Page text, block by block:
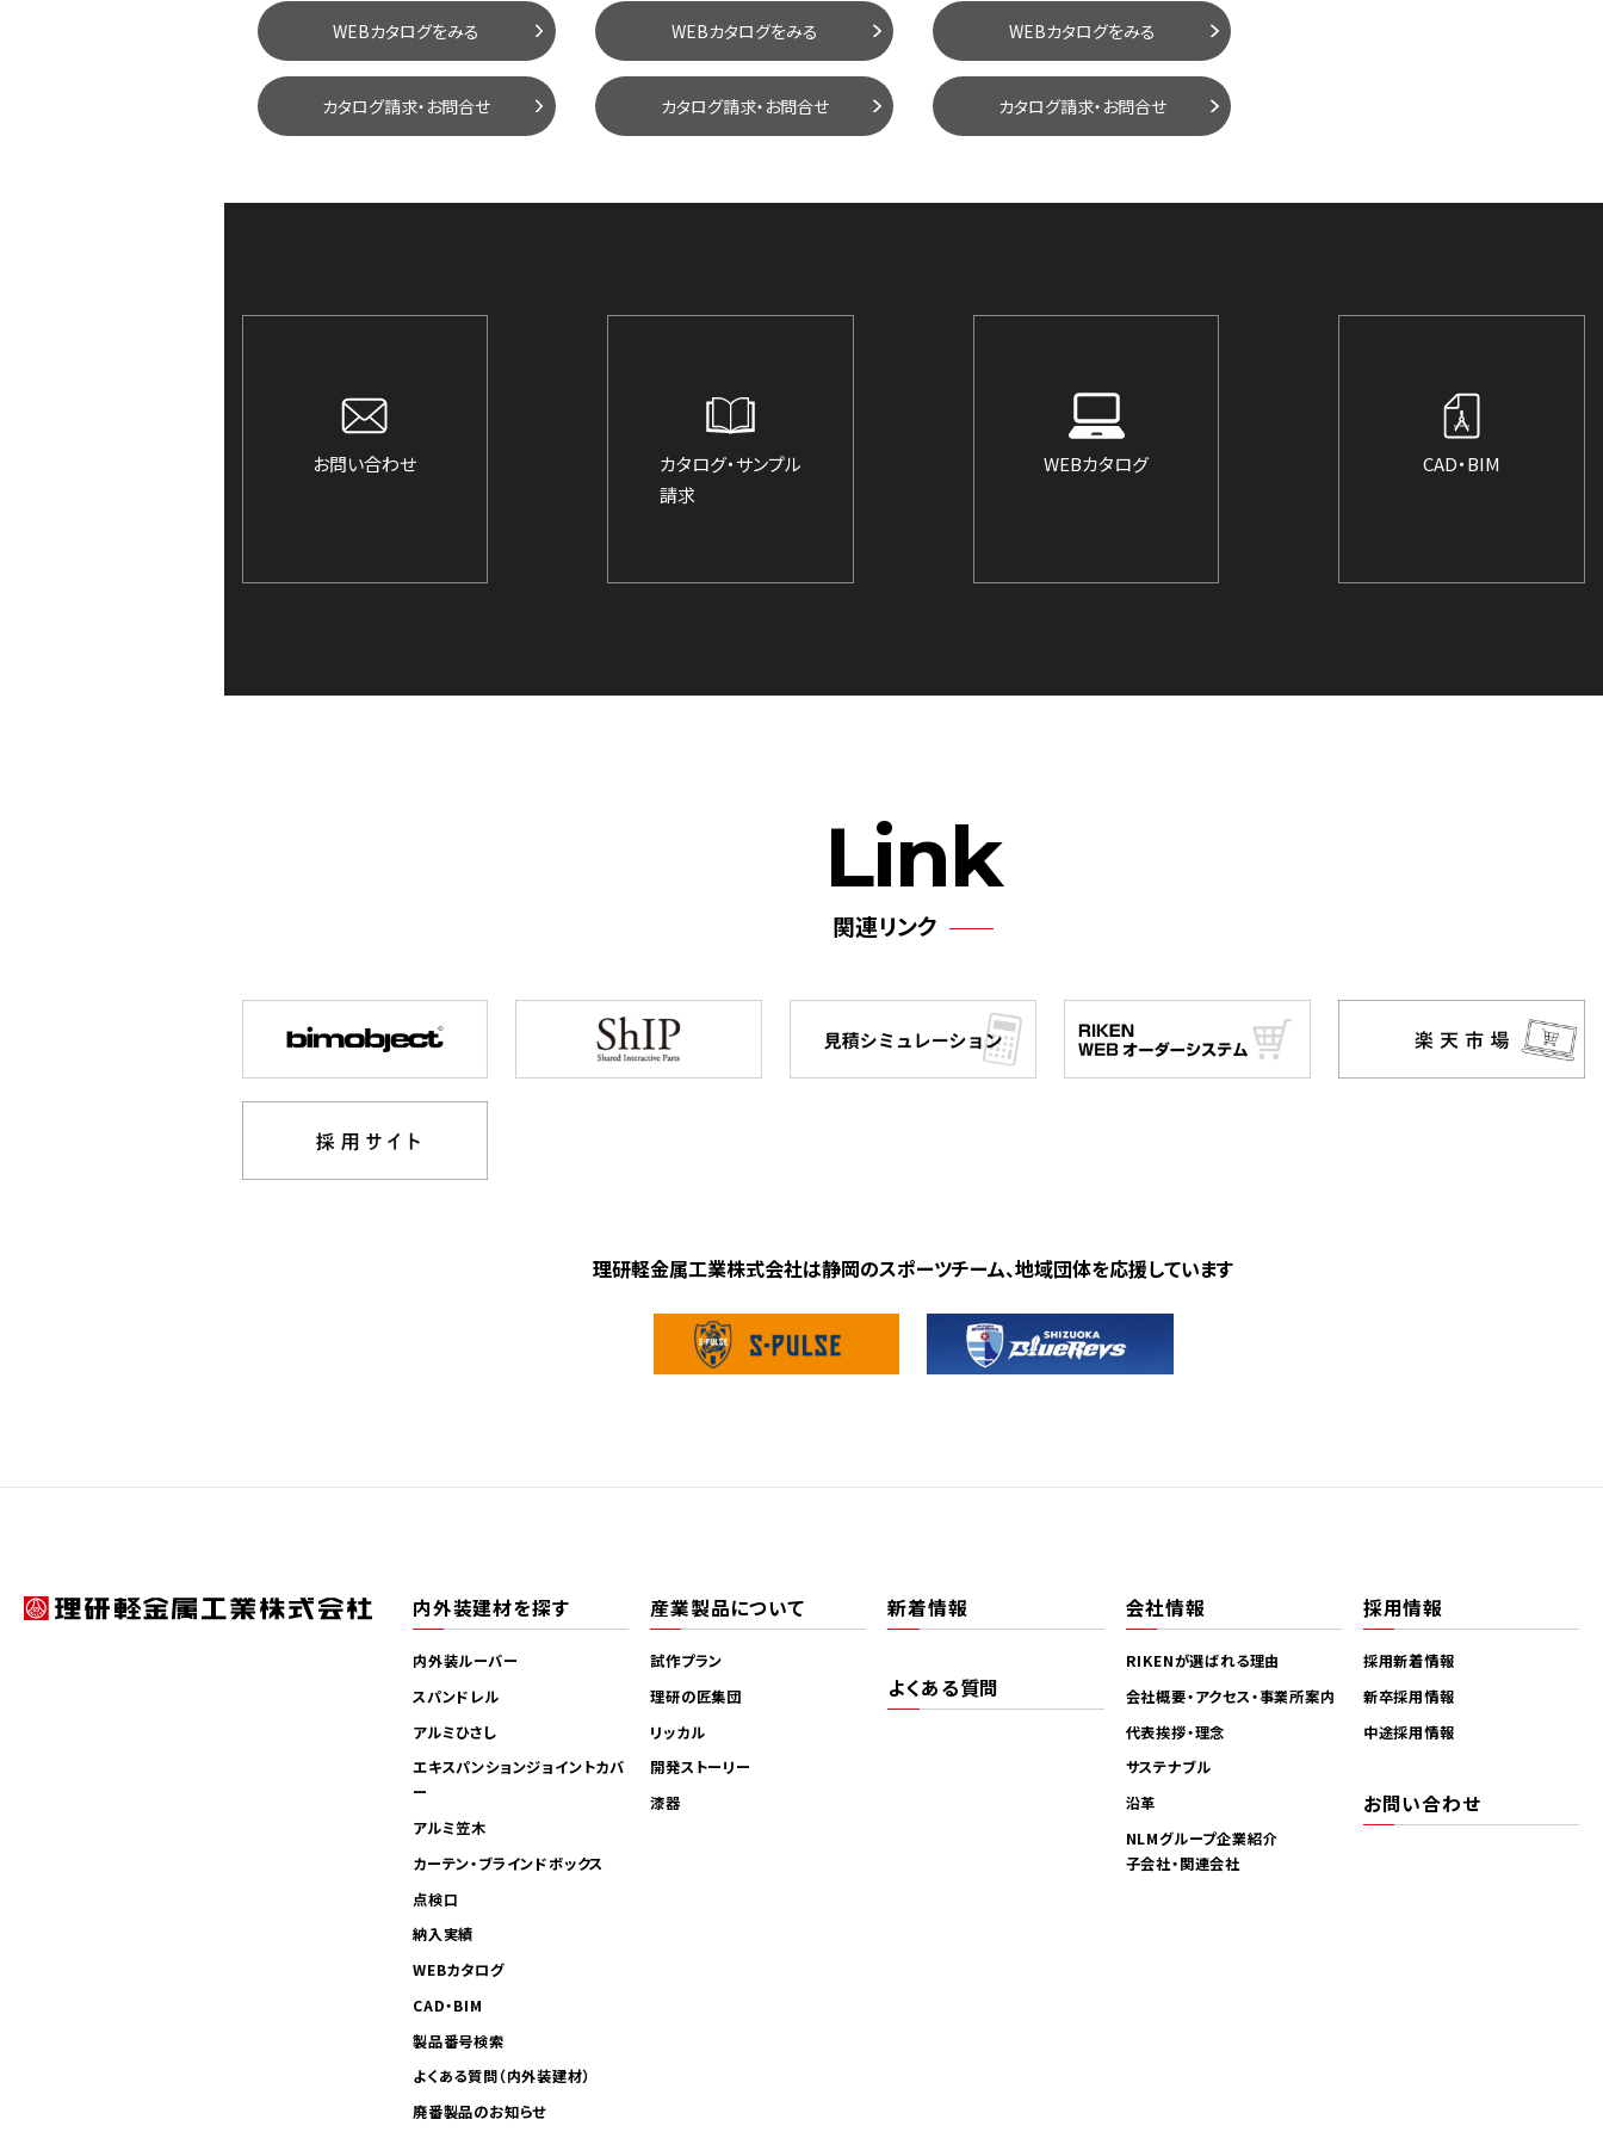
WEBカタログをみる
カタログ請求・お問合せ
WEBカタログをみる
カタログ請求・お問合せ
WEBカタログをみる
カタログ請求・お問合せ
お問い合わせ
カタログ・サンプル
請求
WEBカタログ CAD・BIM
Link
関連リンク
理研軽金属工業株式会社は静岡のスポーツチーム、地域団体を応援しています
内外装建材を探す
内外装ルーバー
スパンドレル
アルミひさし
エキスパンションジョイントカバ
ー
アルミ笠木
カーテン・ブラインドボックス
点検口
納入実績
WEBカタログ
CAD・BIM
製品番号検索
よくある質問（内外装建材）
廃番製品のお知らせ
産業製品について
試作プラン
理研の匠集団
リッカル
開発ストーリー
漆器
新着情報
よくある質問
会社情報
RIKENが選ばれる理由
会社概要・アクセス・事業所案内
代表挨拶・理念
サステナブル
沿革
NLMグループ企業紹介
子会社・関連会社
採用情報
採用新着情報
新卒採用情報
中途採用情報
お問い合わせ